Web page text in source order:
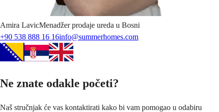
Amira LavicMenadžer prodaje ureda u Bosni
+90 538 888 16 16info@summerhomes.com
Ne znate odakle početi?
Naš stručnjak će vas kontaktirati kako bi vam pomogao u odabiru